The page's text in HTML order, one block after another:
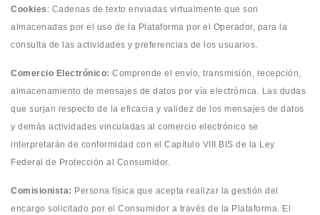
Cookies : Cadenas de texto enviadas virtualmente que son
almacenadas por el uso de la Plataforma por el Operador, para la
consulta de las actividades y preferencias de los usuarios.
Comercio Electrónico: Comprende el envío, transmisión, recepción,
almacenamiento de mensajes de datos por vía electrónica. Las dudas
que surjan respecto de la eficacia y validez de los mensajes de datos
y demás actividades vinculadas al comercio electrónico se
interpretarán de conformidad con el Capítulo VIII BIS de la Ley
Federal de Protección al Consumidor.
Comisionista: Persona física que acepta realizar la gestión del
encargo solicitado por el Consumidor a través de la Plataforma. El